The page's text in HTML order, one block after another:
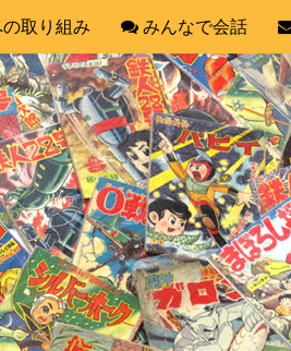
取り組み みんなで会話